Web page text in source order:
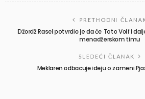
PRETHODNI
Džordž Rasel potvrdio je da će Toto Volf i
menadžerskom timu
SLEDEĆI ČLANAK
Meklaren odbacuje ideju o zameni